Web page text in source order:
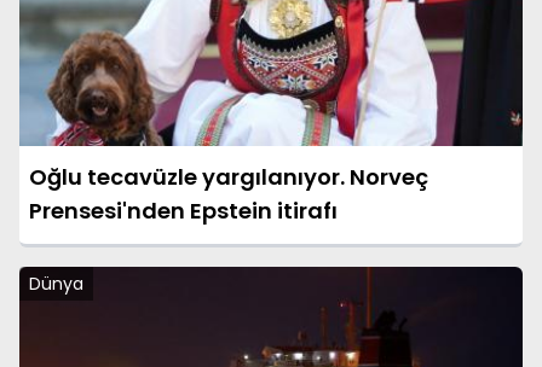
Oğlu tecavüzle yargılanıyor. Norveç
Prensesi'nden Epstein itirafı
Dünya